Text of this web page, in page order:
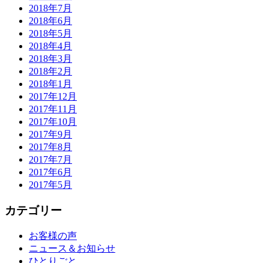
2018年7月
2018年6月
2018年5月
2018年4月
2018年3月
2018年2月
2018年1月
2017年12月
2017年11月
2017年10月
2017年9月
2017年8月
2017年7月
2017年6月
2017年5月
カテゴリー
お客様の声
ニュース＆お知らせ
ひとりごと